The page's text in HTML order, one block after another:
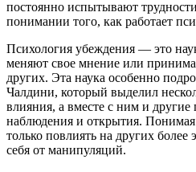
постоянно испытывают
понимании того, как работает
Психология убеждения — это
меняют свое мнение или
других. Эта наука особенно
Чалдини, который выделил
влияния, а вместе с ним и другие
наблюдения и открытия.
только повлиять на других
себя от манипуляций.